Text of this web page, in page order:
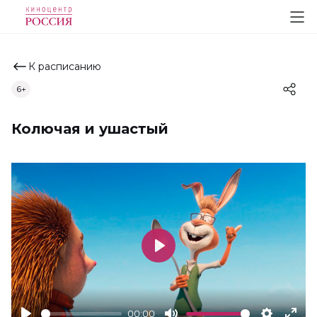
К расписанию
Колючая и ушастый
6+
00:00
Play